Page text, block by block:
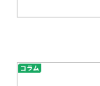
コラム